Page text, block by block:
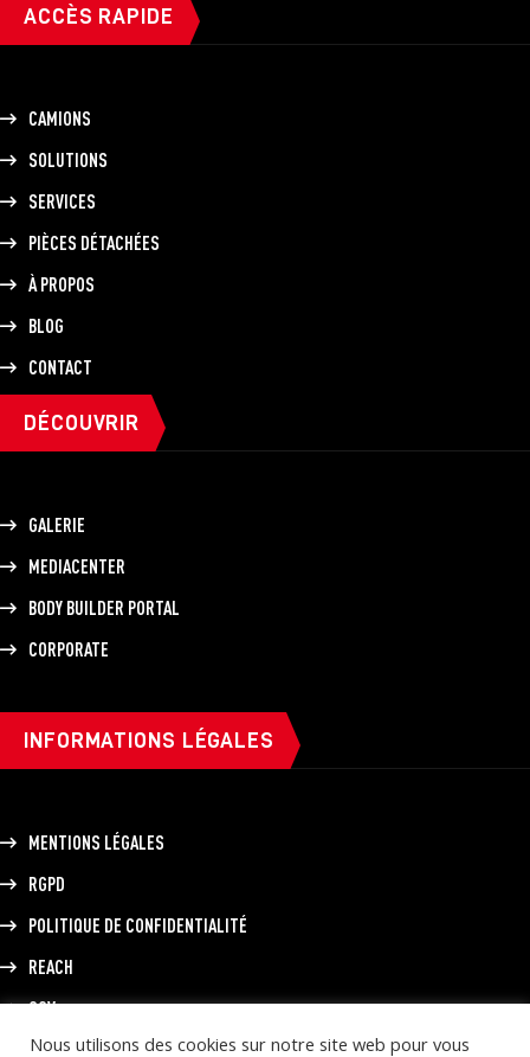
ACCÈS RAPIDE
CAMIONS
SOLUTIONS
SERVICES
PIÈCES DÉTACHÉES
À PROPOS
BLOG
CONTACT
DÉCOUVRIR
GALERIE
MEDIACENTER
BODY BUILDER PORTAL
CORPORATE
INFORMATIONS LÉGALES
MENTIONS LÉGALES
RGPD
POLITIQUE DE CONFIDENTIALITÉ
REACH
CGV
Nous utilisons des cookies sur notre site web pour vous